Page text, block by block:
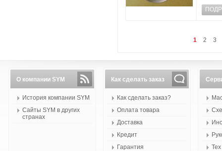
1 2 3
О компании SYM
История компании SYM
Сайты SYM в других
странах
Как сделать заказ
Как сделать заказ?
Оплата товара
Доставка
Кредит
Гарантия